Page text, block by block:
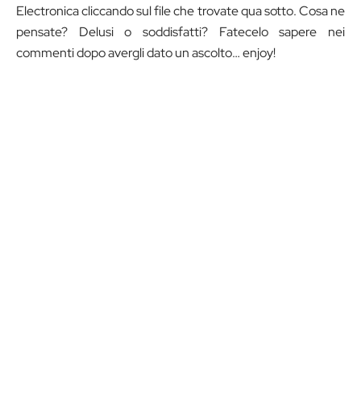
Electronica cliccando sul file che trovate qua sotto. Cosa ne
pensate? Delusi o soddisfatti? Fatecelo sapere nei
commenti dopo avergli dato un ascolto… enjoy!